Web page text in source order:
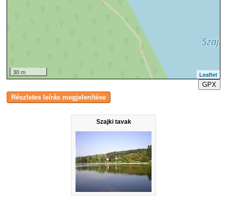
Szajki tavak
30 m
Leaflet
GPX